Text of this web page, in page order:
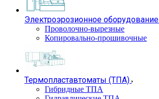
Электроэрозионное оборудование
Проволочно-вырезные
Копировально-прошивочные
Термопластавтоматы (ТПА)
Гибридные ТПА